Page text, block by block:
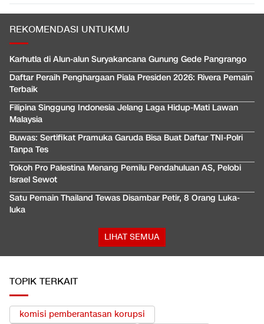
REKOMENDASI UNTUKMU
Karhutla di Alun-alun Suryakancana Gunung Gede Pangrango
Daftar Peraih Penghargaan Piala Presiden 2026: Rivera Pemain
Terbaik
Filipina Singgung Indonesia Jelang Laga Hidup-Mati Lawan
Malaysia
Buwas: Sertifikat Pramuka Garuda Bisa Buat Daftar TNI-Polri
Tanpa Tes
Tokoh Pro Palestina Menang Pemilu Pendahuluan AS, Pelobi
Israel Sewot
Satu Pemain Thailand Tewas Disambar Petir, 8 Orang Luka-
luka
LIHAT SEMUA
TOPIK TERKAIT
komisi pemberantasan korupsi